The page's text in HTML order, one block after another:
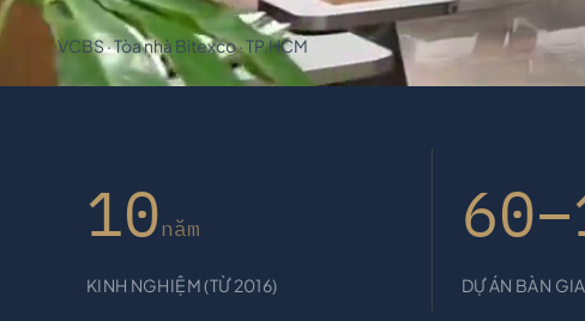
VCBS · Tòa nhà Bitexco · TP.HCM
10năm
KINH NGHIỆM (TỪ 2016) DỰ ÁN BÀN